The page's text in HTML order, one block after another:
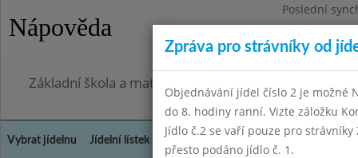
Nápověda
Poslední
Pátek
Omezení
Základní škola a mateřská škola Jarov, Praha 3, V
Vybrat jídelnu Jídelní lístek Historie Kontakty a informace
Zpráva pro strávníky od
Objednávání jídel číslo 2 je možné
do 8. hodiny ranní. Vizte záložku
Jídlo č.2 se vaří pouze pro
přesto podáno jídlo č. 1.